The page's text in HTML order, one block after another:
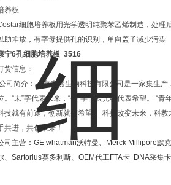
养板
细胞培养板用光学透明纯聚苯乙烯制造，处
助堆放，有字母提供孔的识别，单向盖子减少污染
宁6孔细胞培养板 3516
货信息：
司简介：上海未熹生物科技有限公司是一家集生产
。 “未”字代表未来， “熹”字代表光明代表希望。 “青
技就有前途，创新就有希望
。科技改变未来，科
共进，共创未来！
司主营： GE whatman沃特曼、 Merck Millipore默
、 Sartorius赛多利斯、 OEM代工FTA卡 DNA采集